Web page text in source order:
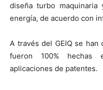
diseña turbo
energía, de acuerdo con
A través del GEIQ se
fueron 100%
aplicaciones de patentes.